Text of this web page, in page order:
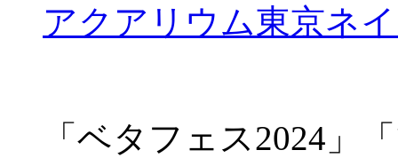
アクアリウム東京ネ
「ベタフェス2024」